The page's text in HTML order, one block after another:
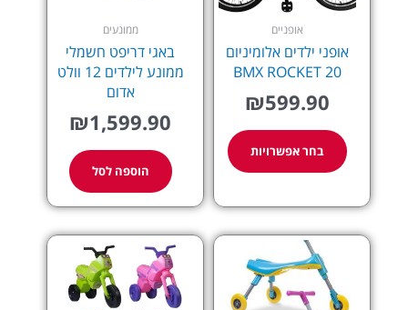
אופניים
אופני ילדים אלומיניום
BMX ROCKET 20
₪599.90
בחר אפשרויות
לבחור
האפשרויות
ממונעים
באגי דריפט חשמלי
ממונע לילדים 12 וולט
אדום
₪1,599.90
הוספה לסל
למוצר
למוצר